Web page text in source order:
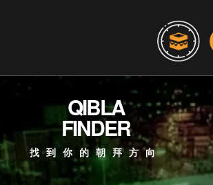
QIBLA
FINDER
找到你的朝拜方向